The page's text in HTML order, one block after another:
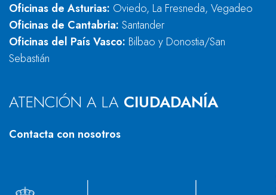
Oficinas de Asturias: Oviedo, La Fresneda, Vegadeo
Oficinas de Cantabria: Santander
Oficinas del País Vasco: Bilbao y Donostia/San
Sebastián
ATENCIÓN A LA CIUDADANÍA
Contacta con nosotros